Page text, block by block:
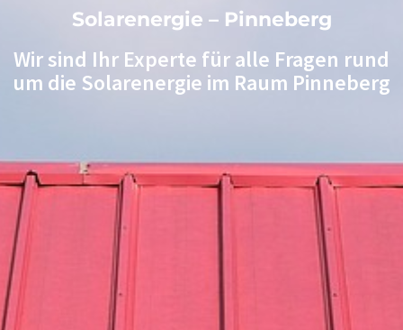
Solarenergie – Pinneberg
Wir sind Ihr Experte für alle Fragen rund
um die Solarenergie im Raum Pinneberg